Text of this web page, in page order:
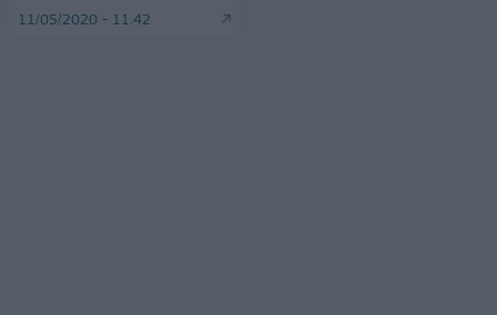
11/05/2020 - 11:42